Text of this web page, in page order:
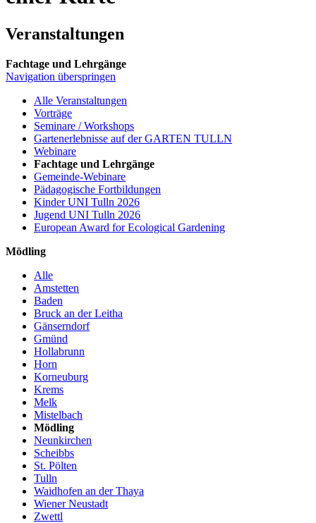
Veranstaltungen
Fachtage und Lehrgänge
Navigation überspringen
Alle Veranstaltungen
Vorträge
Seminare / Workshops
Gartenerlebnisse auf der GARTEN TULLN
Webinare
Fachtage und Lehrgänge
Gemeinde-Webinare
Pädagogische Fortbildungen
Kinder UNI Tulln 2026
Jugend UNI Tulln 2026
European Award for Ecological Gardening
Mödling
Alle
Amstetten
Baden
Bruck an der Leitha
Gänserndorf
Gmünd
Hollabrunn
Horn
Korneuburg
Krems
Melk
Mistelbach
Mödling
Neunkirchen
Scheibbs
St. Pölten
Tulln
Waidhofen an der Thaya
Wiener Neustadt
Zwettl